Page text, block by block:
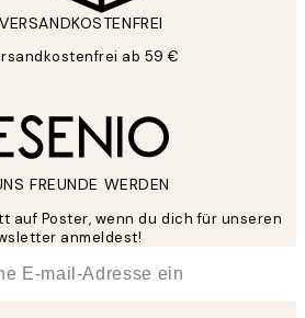
VERSANDKOSTENFREI
ab 59 €
FREUNDE WERDEN
auf Poster, wenn du dich für unseren
anmeldest!